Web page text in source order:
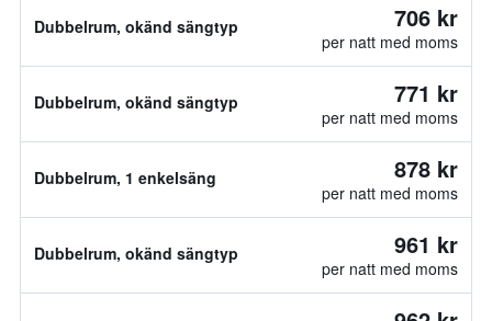
Dubbelrum, okänd sängtyp 706 kr
per natt med moms
Dubbelrum, okänd sängtyp 771 kr
per natt med moms
Dubbelrum, 1 enkelsäng 878 kr
per natt med moms
Dubbelrum, okänd sängtyp 961 kr
per natt med moms